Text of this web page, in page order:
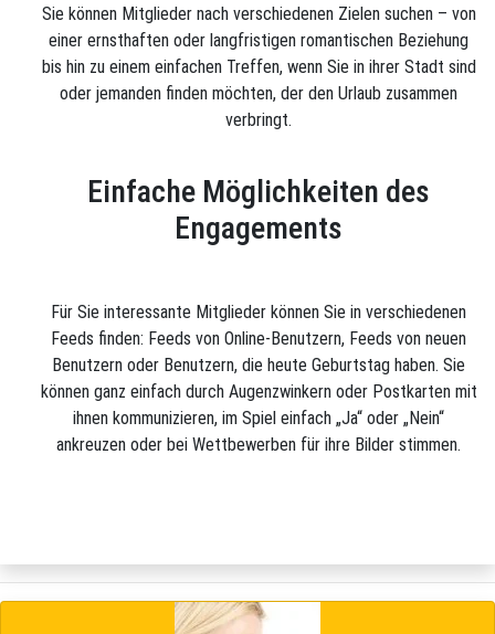
Sie können Mitglieder nach verschiedenen Zielen suchen – von
einer ernsthaften oder langfristigen romantischen Beziehung
bis hin zu einem einfachen Treffen, wenn Sie in ihrer Stadt sind
oder jemanden finden möchten, der den Urlaub zusammen
verbringt.
Einfache Möglichkeiten des
Engagements
Für Sie interessante Mitglieder können Sie in verschiedenen
Feeds finden: Feeds von Online-Benutzern, Feeds von neuen
Benutzern oder Benutzern, die heute Geburtstag haben. Sie
können ganz einfach durch Augenzwinkern oder Postkarten mit
ihnen kommunizieren, im Spiel einfach „Ja“ oder „Nein“
ankreuzen oder bei Wettbewerben für ihre Bilder stimmen.